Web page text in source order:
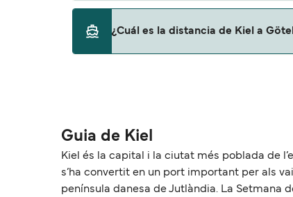
con mascotas con:
¿Cuál es la distancia de Kiel a
Guia de Kiel
Kiel és la capital i la ciutat més poblada de
s’ha convertit en un port important per als
península danesa de Jutlàndia. La Setmana